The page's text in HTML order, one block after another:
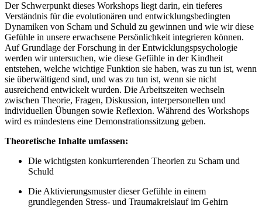
Der Schwerpunkt dieses Workshops liegt darin, ein tieferes
Verständnis für die evolutionären und entwicklungsbedingten
Dynamiken von Scham und Schuld zu gewinnen und wie wir diese
Gefühle in unsere erwachsene Persönlichkeit integrieren können.
Auf Grundlage der Forschung in der Entwicklungspsychologie
werden wir untersuchen, wie diese Gefühle in der Kindheit
entstehen, welche wichtige Funktion sie haben, was zu tun ist, wenn
sie überwältigend sind, und was zu tun ist, wenn sie nicht
ausreichend entwickelt wurden. Die Arbeitszeiten wechseln
zwischen Theorie, Fragen, Diskussion, interpersonellen und
individuellen Übungen sowie Reflexion. Während des Workshops
wird es mindestens eine Demonstrationssitzung geben.
Theoretische Inhalte umfassen:
Die wichtigsten konkurrierenden Theorien zu Scham und
Schuld
Die Aktivierungsmuster dieser Gefühle in einem
grundlegenden Stress- und Traumakreislauf im Gehirn